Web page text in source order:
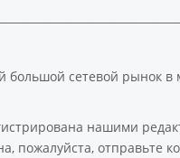
большой сетевой рынок
нашими
пожалуйста, отправьте